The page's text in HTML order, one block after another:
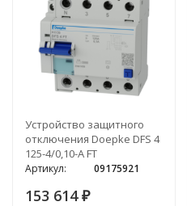
Устройство защитного
отключения Doepke DFS 4
125-4/0,10-A FT
Артикул: 09175921
153 614 ₽